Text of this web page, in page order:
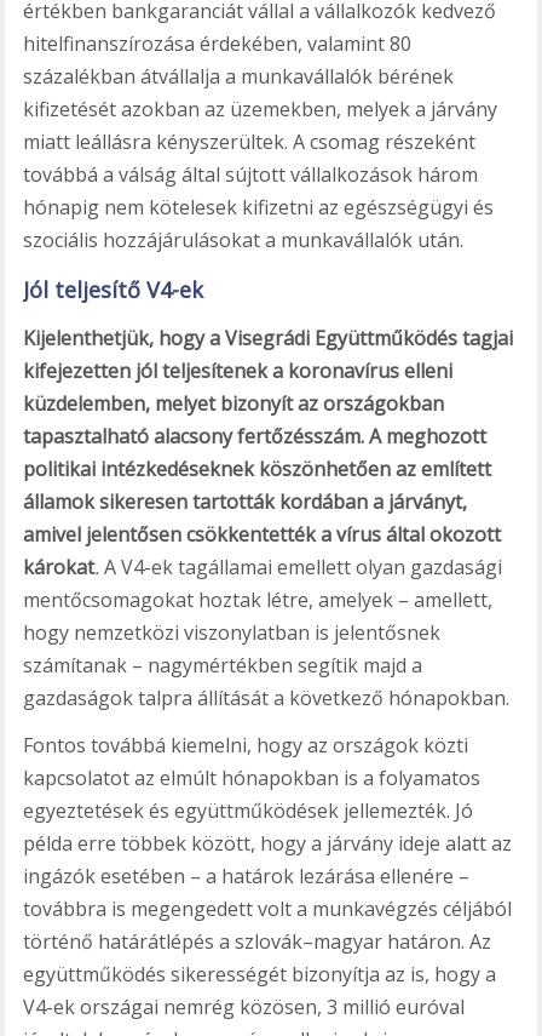
értékben bankgaranciát vállal a vállalkozók kedvező
hitelfinanszírozása érdekében, valamint 80
százalékban átvállalja a munkavállalók bérének
kifizetését azokban az üzemekben, melyek a járvány
miatt leállásra kényszerültek. A csomag részeként
továbbá a válság által sújtott vállalkozások három
hónapig nem kötelesek kifizetni az egészségügyi és
szociális hozzájárulásokat a munkavállalók után.
Jól teljesítő V4-ek
Kijelenthetjük, hogy a Visegrádi Együttműködés tagjai
kifejezetten jól teljesítenek a koronavírus elleni
küzdelemben, melyet bizonyít az országokban
tapasztalható alacsony fertőzésszám. A meghozott
politikai intézkedéseknek köszönhetően az említett
államok sikeresen tartották kordában a járványt,
amivel jelentősen csökkentették a vírus által okozott
károkat.A V4-ek tagállamai emellett olyan gazdasági
mentőcsomagokat hoztak létre, amelyek – amellett,
hogy nemzetközi viszonylatban is jelentősnek
számítanak – nagymértékben segítik majd a
gazdaságok talpra állítását a következő hónapokban.
Fontos továbbá kiemelni, hogy az országok közti
kapcsolatot az elmúlt hónapokban is a folyamatos
egyeztetések és együttműködések jellemezték. Jó
példa erre többek között, hogy a járvány ideje alatt az
ingázók esetében – a határok lezárása ellenére –
továbbra is megengedett volt a munkavégzés céljából
történő határátlépés a szlovák–magyar határon. Az
együttműködés sikerességét bizonyítja az is, hogy a
V4-ek országai nemrég közösen, 3 millió euróval